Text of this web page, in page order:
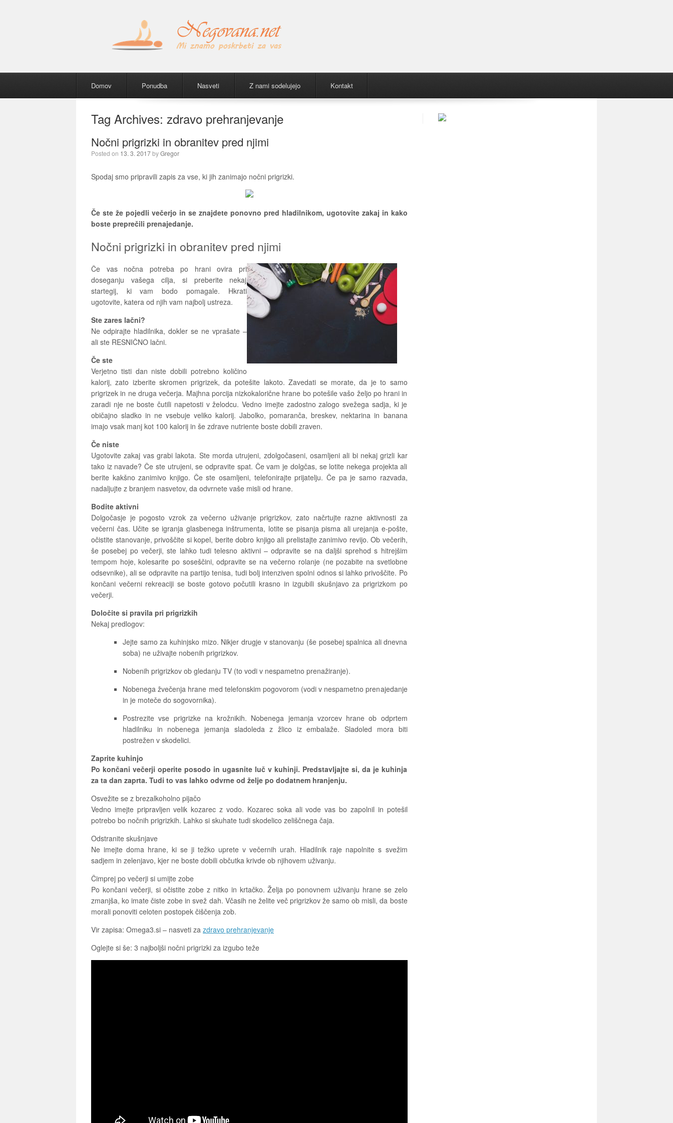
Skip to content
Domov Ponudba Nasveti Z nami sodelujejo Kontakt
Tag Archives: zdravo prehranjevanje
Nočni prigrizki in obranitev pred njimi
Posted on 13. 3. 2017byGregor
Spodaj smo pripravili zapis za vse, ki jih zanimajo nočni prigrizki.
Če ste že pojedli večerjo in se znajdete ponovno pred hladilnikom, ugotovite zakaj in kako
boste preprečili prenajedanje.
Nočni prigrizki in obranitev pred njimi
Če vas nočna potreba po hrani ovira pri
doseganju vašega cilja, si preberite nekaj
startegij, ki vam bodo pomagale. Hkrati
ugotovite, katera od njih vam najbolj ustreza.
Ste zares lačni?
Ne odpirajte hladilnika, dokler se ne vprašate –
ali ste RESNIČNO lačni.
Če ste
Verjetno tisti dan niste dobili potrebno količino
kalorij, zato izberite skromen prigrizek, da potešite lakoto. Zavedati se morate, da je to samo
prigrizek in ne druga večerja. Majhna porcija nizkokalorične hrane bo potešile vašo željo po hrani in
zaradi nje ne boste čutili napetosti v želodcu. Vedno imejte zadostno zalogo svežega sadja, ki je
običajno sladko in ne vsebuje veliko kalorij. Jabolko, pomaranča, breskev, nektarina in banana
imajo vsak manj kot 100 kalorij in še zdrave nutriente boste dobili zraven.
Če niste
Ugotovite zakaj vas grabi lakota. Ste morda utrujeni, zdolgočaseni, osamljeni ali bi nekaj grizli kar
tako iz navade? Če ste utrujeni, se odpravite spat. Če vam je dolgčas, se lotite nekega projekta ali
berite kakšno zanimivo knjigo. Če ste osamljeni, telefonirajte prijatelju. Če pa je samo razvada,
nadaljujte z branjem nasvetov, da odvrnete vaše misli od hrane.
Bodite aktivni
Dolgočasje je pogosto vzrok za večerno uživanje prigrizkov, zato načrtujte razne aktivnosti za
večerni čas. Učite se igranja glasbenega inštrumenta, lotite se pisanja pisma ali urejanja e-pošte,
očistite stanovanje, privoščite si kopel, berite dobro knjigo ali prelistajte zanimivo revijo. Ob večerih,
še posebej po večerji, ste lahko tudi telesno aktivni – odpravite se na daljši sprehod s hitrejšim
tempom hoje, kolesarite po soseščini, odpravite se na večerno rolanje (ne pozabite na svetlobne
odsevnike), ali se odpravite na partijo tenisa, tudi bolj intenziven spolni odnos si lahko privoščite. Po
končani večerni rekreaciji se boste gotovo počutili krasno in izgubili skušnjavo za prigrizkom po
večerji.
Določite si pravila pri prigrizkih
Nekaj predlogov:
Jejte samo za kuhinjsko mizo. Nikjer drugje v stanovanju (še posebej spalnica ali dnevna
soba) ne uživajte nobenih prigrizkov.
Nobenih prigrizkov ob gledanju TV (to vodi v nespametno prenažiranje).
Nobenega žvečenja hrane med telefonskim pogovorom (vodi v nespametno prenajedanje
in je moteče do sogovornika).
Postrezite vse prigrizke na krožnikih. Nobenega jemanja vzorcev hrane ob odprtem
hladilniku in nobenega jemanja sladoleda z žlico iz embalaže. Sladoled mora biti
postrežen v skodelici.
Zaprite kuhinjo
Po končani večerji operite posodo in ugasnite luč v kuhinji. Predstavljajte si, da je kuhinja
za ta dan zaprta. Tudi to vas lahko odvrne od želje po dodatnem hranjenju.
Osvežite se z brezalkoholno pijačo
Vedno imejte pripravljen velik kozarec z vodo. Kozarec soka ali vode vas bo zapolnil in potešil
potrebo bo nočnih prigrizkih. Lahko si skuhate tudi skodelico zeliščnega čaja.
Odstranite skušnjave
Ne imejte doma hrane, ki se ji težko uprete v večernih urah. Hladilnik raje napolnite s svežim
sadjem in zelenjavo, kjer ne boste dobili občutka krivde ob njihovem uživanju.
Čimprej po večerji si umijte zobe
Po končani večerji, si očistite zobe z nitko in krtačko. Želja po ponovnem uživanju hrane se zelo
zmanjša, ko imate čiste zobe in svež dah. Včasih ne želite več prigrizkov že samo ob misli, da boste
morali ponoviti celoten postopek čiščenja zob.
Vir zapisa: Omega3.si – nasveti za zdravo prehranjevanje
Oglejte si še: 3 najboljši nočni prigrizki za izgubo teže